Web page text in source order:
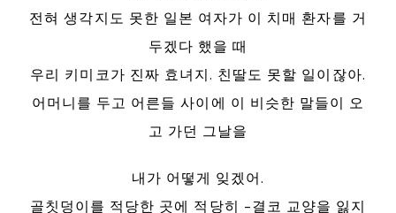
전혀 생각지도 못한 일본 여자가 이 치매 환자를 거
두겠다 했을 때
우리 키미코가 진짜 효녀지. 친딸도 못할 일이잖아.
어머니를 두고 어른들 사이에 이 비슷한 말들이 오
고 가던 그날을
내가 어떻게 잊겠어.
골칫덩이를 적당한 곳에 적당히 -결코 교양을 잃지